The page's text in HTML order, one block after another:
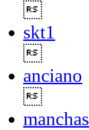
skt1
anciano
manchas